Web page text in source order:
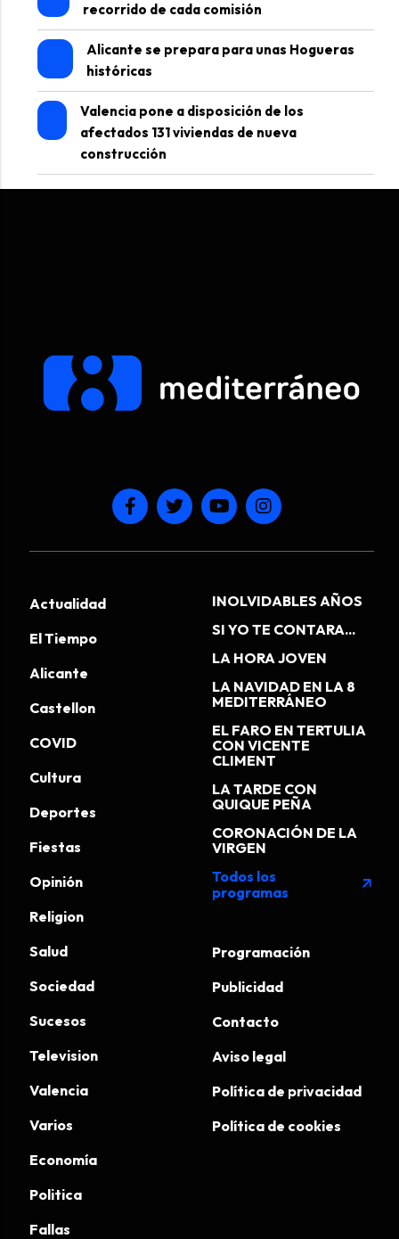
recorrido de cada comisión
Alicante se prepara para unas Hogueras
históricas
Valencia pone a disposición de los
afectados 131 viviendas de nueva
construcción
Actualidad
El Tiempo
Alicante
Castellon
COVID
Cultura
Deportes
Fiestas
Opinión
Religion
Salud
Sociedad
Sucesos
Television
Valencia
Varios
Economía
Politica
Fallas
INOLVIDABLES AÑOS
SI YO TE CONTARA...
LA HORA JOVEN
LA NAVIDAD EN LA 8
MEDITERRÁNEO
EL FARO EN TERTULIA
CON VICENTE
CLIMENT
LA TARDE CON
QUIQUE PEÑA
CORONACIÓN DE LA
VIRGEN
Todos los
programas
arrow_outward
Programación
Publicidad
Contacto
Aviso legal
Política de privacidad
Política de cookies